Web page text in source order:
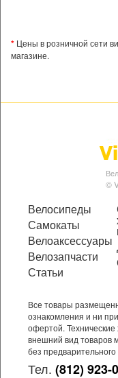
* Цены в розничной сети
магазине.
©
Велосипеды
Самокаты
Велоаксессуары
Велозапчасти
Статьи
Все товары
ознакомления и ни
офертой. Технические
внешний вид товаров
без
Тел. (812) 923-